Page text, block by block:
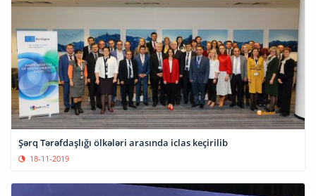
Şərq Tərəfdaşlığı ölkələri arasında iclas keçirilib
18-11-2019